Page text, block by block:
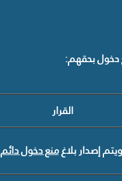
دخول بحقهم:
القرار
إصدار بلاغمنع دخول دائم